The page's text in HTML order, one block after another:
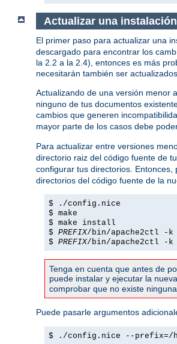
Actualizar una
El primer paso para actualizar una
descargado para encontrar los
la 2.2 a la 2.4), entonces es más
necesitarán también ser
Actualizando de una versión menor
ninguno de tus documentos
cambios que generen
mayor parte de los casos debe
Para actualizar entre versiones
directorio raiz del código fuente de
configurar tus directorios.
directorios del código fuente de la
$ ./config.nice
$ make
$ make install
$ PREFIX/bin/apache2ctl -k
$ PREFIX/bin/apache2ctl -
Tenga en cuenta que antes de
puede instalar y ejecutar la
comprobar que no existe
Puede pasarle argumentos
$ ./config.nice --prefix=/